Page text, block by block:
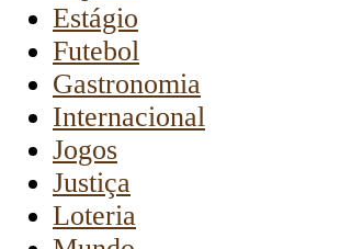
Estágio
Futebol
Gastronomia
Internacional
Jogos
Justiça
Loteria